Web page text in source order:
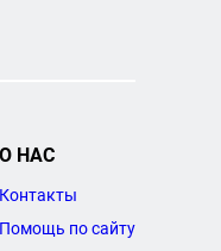
О НАС
Контакты
Помощь по сайту